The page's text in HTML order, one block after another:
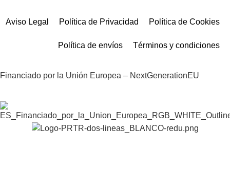
Aviso Legal Política de Privacidad Política de Cookies
Política de envíos Términos y condiciones
Financiado por la Unión Europea – NextGenerationEU